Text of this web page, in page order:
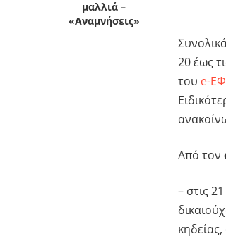
μαλλιά –
«Αναμνήσεις»
20 έως
του e-
Από τον
– στις